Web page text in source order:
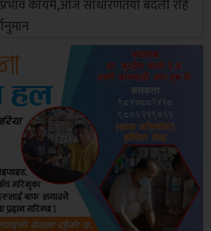
कायमै,आज साधारणतया बदली रहि